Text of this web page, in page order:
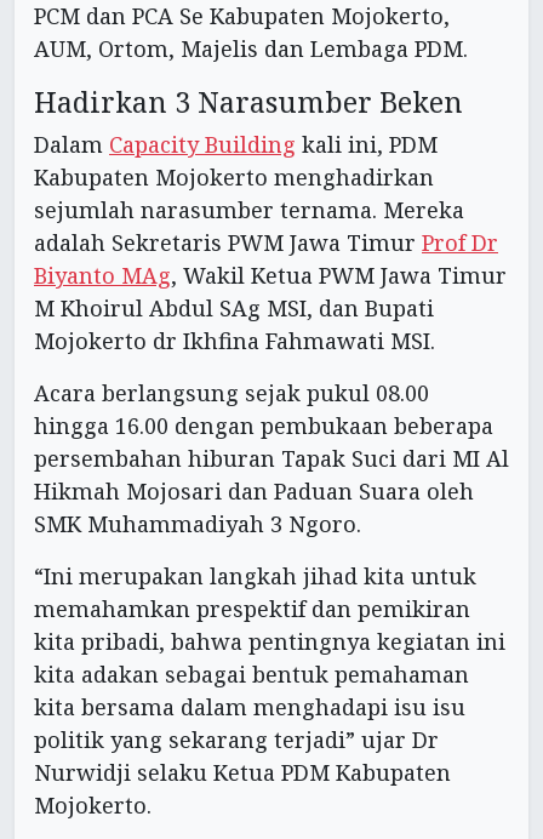
PCM dan PCA Se Kabupaten Mojokerto,
AUM, Ortom, Majelis dan Lembaga PDM.
Hadirkan 3 Narasumber Beken
Dalam Capacity Building kali ini, PDM
Kabupaten Mojokerto menghadirkan
sejumlah narasumber ternama. Mereka
adalah Sekretaris PWM Jawa Timur Prof Dr
Biyanto MAg, Wakil Ketua PWM Jawa Timur
M Khoirul Abdul SAg MSI, dan Bupati
Mojokerto dr Ikhfina Fahmawati MSI.
Acara berlangsung sejak pukul 08.00
hingga 16.00 dengan pembukaan beberapa
persembahan hiburan Tapak Suci dari MI Al
Hikmah Mojosari dan Paduan Suara oleh
SMK Muhammadiyah 3 Ngoro.
“Ini merupakan langkah jihad kita untuk
memahamkan prespektif dan pemikiran
kita pribadi, bahwa pentingnya kegiatan ini
kita adakan sebagai bentuk pemahaman
kita bersama dalam menghadapi isu isu
politik yang sekarang terjadi” ujar Dr
Nurwidji selaku Ketua PDM Kabupaten
Mojokerto.